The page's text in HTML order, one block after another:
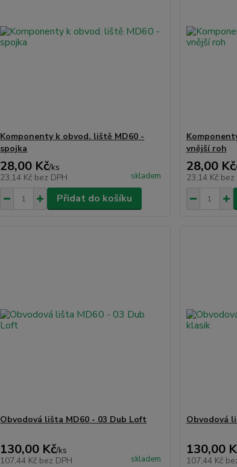
Komponenty k obvod. liště MD60 -
spojka
28,00 Kč/ks
23,14 Kč bez DPH skladem
Přidat do košíku
vnější roh
28,00 Kč/
23,14 Kč bez
Obvodová lišta MD60 - 03 Dub Loft
130,00 Kč/ks
107,44 Kč bez DPH skladem
Obvodová
130,00
107,44 Kč